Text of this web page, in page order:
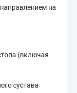
на
(включая
сустава